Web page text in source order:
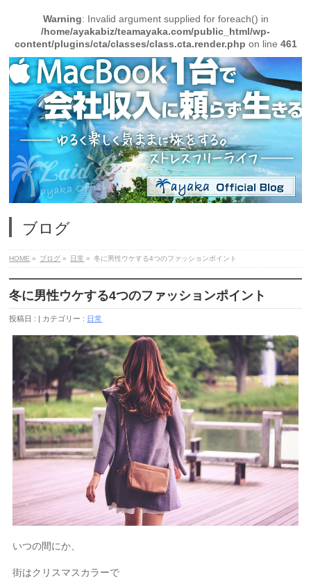
Warning: Invalid argument supplied for foreach() in
/home/ayakabiz/teamayaka.com/public_html/wp-
content/plugins/cta/classes/class.cta.render.php on line 461
ブログ
HOME » ブログ » 日常 » 冬に男性ウケする4つのファッションポイント
冬に男性ウケする4つのファッションポイント
投稿日 : カテゴリー : 日常
いつの間にか、
街はクリスマスカラーで